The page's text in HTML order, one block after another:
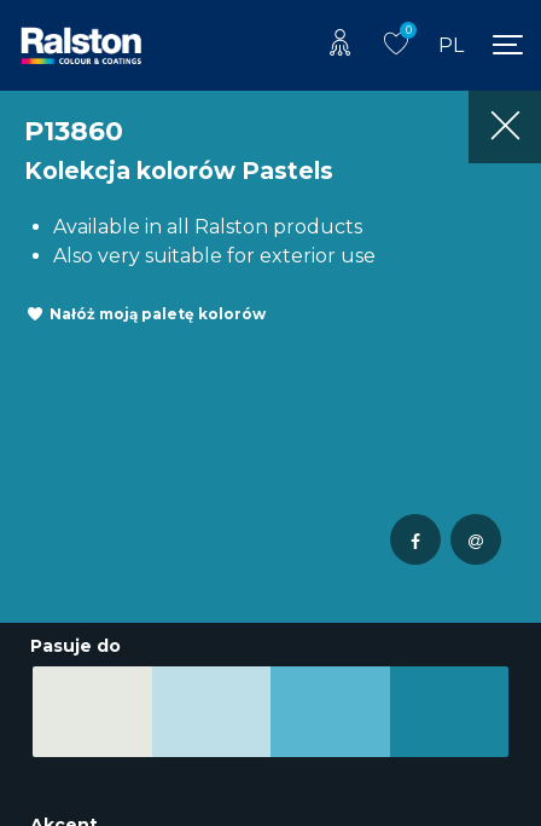
0
PL
P13860
Kolekcja kolorów Pastels
Available in all Ralston products
Also very suitable for exterior use
Nałóż moją paletę kolorów
Pasuje do